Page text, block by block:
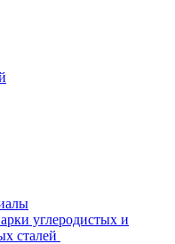
углеродистых и
сталей